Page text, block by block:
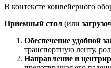
В контексте конвейерного
Приемный стол (или
Обеспечение удобной
транспортную ленту,
Направление и